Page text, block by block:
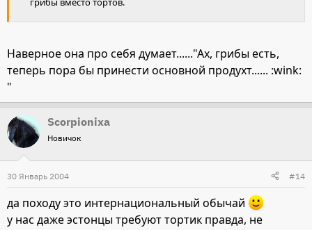
Наверное она про себя думает......"Ах, грибы есть,
теперь пора бы принести основной продухт...... :wink:
"
Scorpionixa
Новичок
30 Январь 2004 #14
да походу это интернациональный обычай
у нас даже эстонцы требуют тортик правда, не